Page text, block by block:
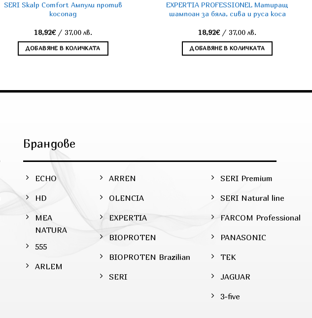
SERI Skalp Comfort Aмпули против
косопад
18,92€/ 37,00 лв.
ДОБАВЯНЕ В КОЛИЧКАТА
EXPERTIA PROFESSIONEL Матиращ
шампоан за бяла, сива и руса коса
18,92€/ 37,00 лв.
ДОБАВЯНЕ В КОЛИЧКАТА
Брандове
ECHO
HD
MEA
NATURA
555
ARLEM
ARREN
OLENCIA
EXPERTIA
BIOPROTEN
BIOPROTEN Brazilian
SERI
SERI Premium
SERI Natural line
FARCOM Professional
PANASONIC
TEK
JAGUAR
3-five